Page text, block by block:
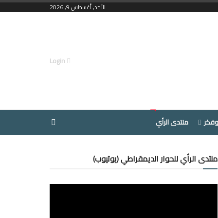
الأحد, أغسطس 9, 2026
منتدى الرأي
منتدى الرأي للحوار الديمقراطي (يوتيوب)